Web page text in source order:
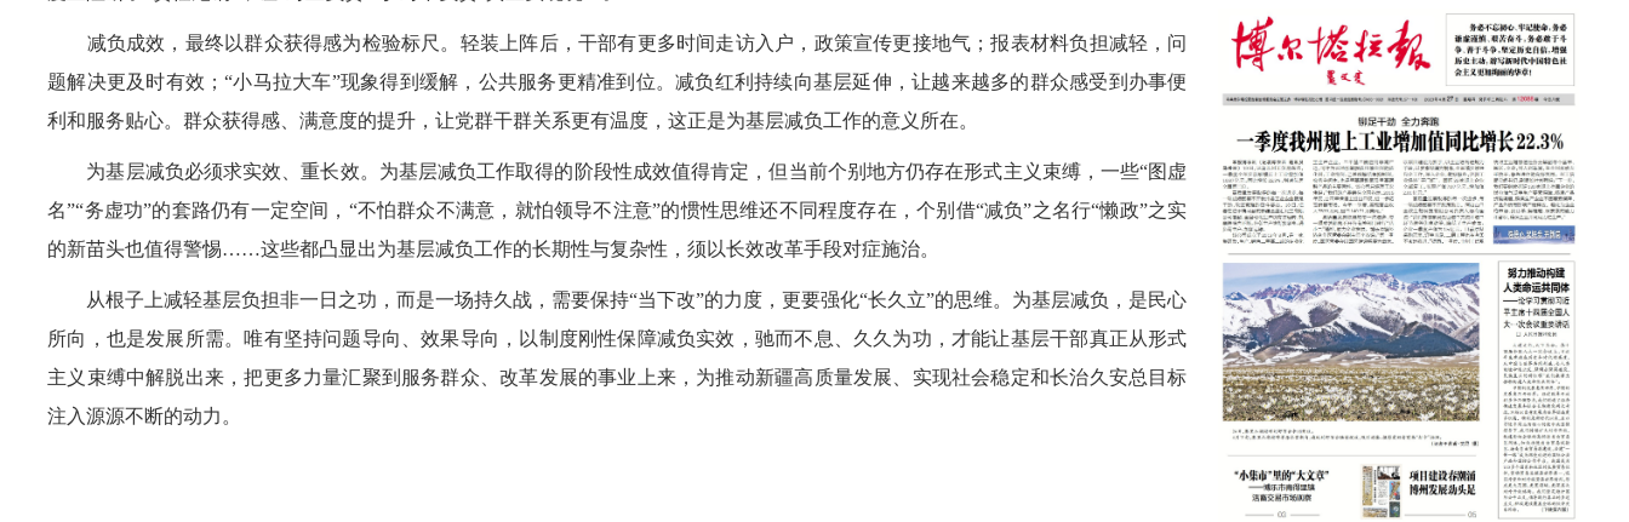
减负成效，最终以群众获得感为检验标尺。轻装上阵后，干部有更多时间走访入户，政策宣传更接地气；报表材料负担减轻，问
题解决更及时有效；“小马拉大车”现象得到缓解，公共服务更精准到位。减负红利持续向基层延伸，让越来越多的群众感受到办事便
利和服务贴心。群众获得感、满意度的提升，让党群干群关系更有温度，这正是为基层减负工作的意义所在。
为基层减负必须求实效、重长效。为基层减负工作取得的阶段性成效值得肯定，但当前个别地方仍存在形式主义束缚，一些“图虚
名”“务虚功”的套路仍有一定空间，“不怕群众不满意，就怕领导不注意”的惯性思维还不同程度存在，个别借“减负”之名行“懒政”之实
的新苗头也值得警惕……这些都凸显出为基层减负工作的长期性与复杂性，须以长效改革手段对症施治。
从根子上减轻基层负担非一日之功，而是一场持久战，需要保持“当下改”的力度，更要强化“长久立”的思维。为基层减负，是民心
所向，也是发展所需。唯有坚持问题导向、效果导向，以制度刚性保障减负实效，驰而不息、久久为功，才能让基层干部真正从形式
主义束缚中解脱出来，把更多力量汇聚到服务群众、改革发展的事业上来，为推动新疆高质量发展、实现社会稳定和长治久安总目标
注入源源不断的动力。